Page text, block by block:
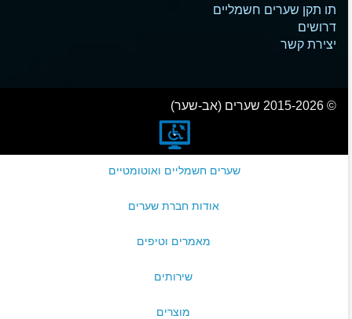
תו תקן שערים חשמליים
דרושים
יצירת קשר
© 2015-2026 שערים (אב-שער)
שערים חשמליים ואוטומטיים
אודות חברת שערים
מאמרים וטיפים
שירותים
מוצרים